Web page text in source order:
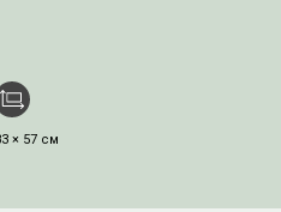
× 57 см